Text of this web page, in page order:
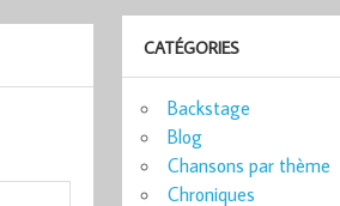
CATÉGORIES
Backstage
Blog
Chansons par thème
Chroniques